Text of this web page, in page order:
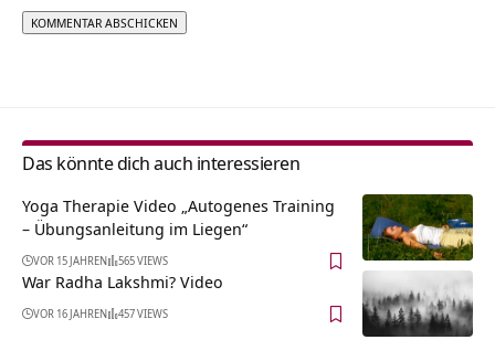
Das könnte dich auch interessieren
Yoga Therapie Video „Autogenes Training
– Übungsanleitung im Liegen“
VOR 15 JAHREN 565 VIEWS
War Radha Lakshmi? Video
VOR 16 JAHREN 457 VIEWS